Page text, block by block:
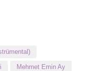
Mehmet Emin Ay